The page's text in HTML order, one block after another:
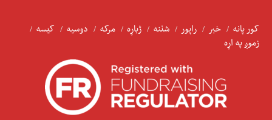
کور پانه خبر راپور شننه ژباړه مرکه دوسیه
کیسه
زموږ په اړه